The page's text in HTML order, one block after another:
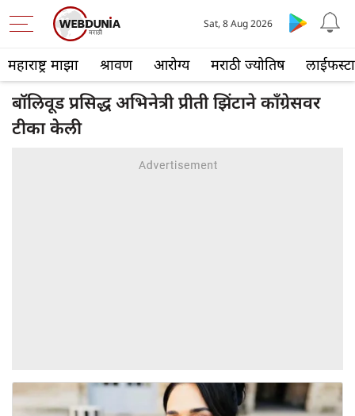
महाराष्ट्र माझा श्रावण आरोग्य मराठी ज्योतिष
Sat, 8 Aug 2026
बॉलिवूड प्रसिद्ध अभिनेत्री प्रीती झिंटाने काँग्रेसवर
टीका केली